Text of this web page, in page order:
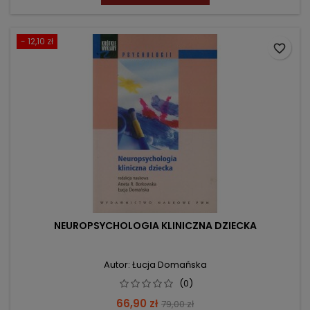
- 12,10 zł
NEUROPSYCHOLOGIA KLINICZNA DZIECKA
Autor: Łucja Domańska
(0)
Cena
66,90 zł Cena
79,00 zł
favorite_border